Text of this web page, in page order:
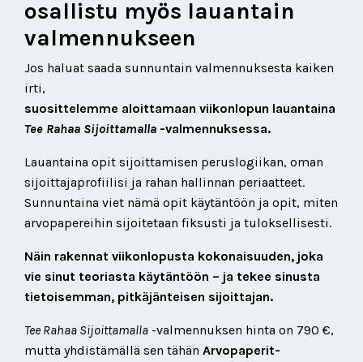
osallistu myös lauantain
valmennukseen
Jos haluat saada sunnuntain valmennuksesta kaiken
irti,
suosittelemme aloittamaan viikonlopun lauantaina
Tee Rahaa Sijoittamalla -valmennuksessa.
Lauantaina opit sijoittamisen peruslogiikan, oman
sijoittajaprofiilisi ja rahan hallinnan periaatteet.
Sunnuntaina viet nämä opit käytäntöön ja opit, miten
arvopapereihin sijoitetaan fiksusti ja tuloksellisesti.
Näin rakennat viikonlopusta kokonaisuuden, joka
vie sinut teoriasta käytäntöön – ja tekee sinusta
tietoisemman, pitkäjänteisen sijoittajan.
Tee Rahaa Sijoittamalla -valmennuksen hinta on 790 €,
mutta yhdistämällä sen tähän Arvopaperit-